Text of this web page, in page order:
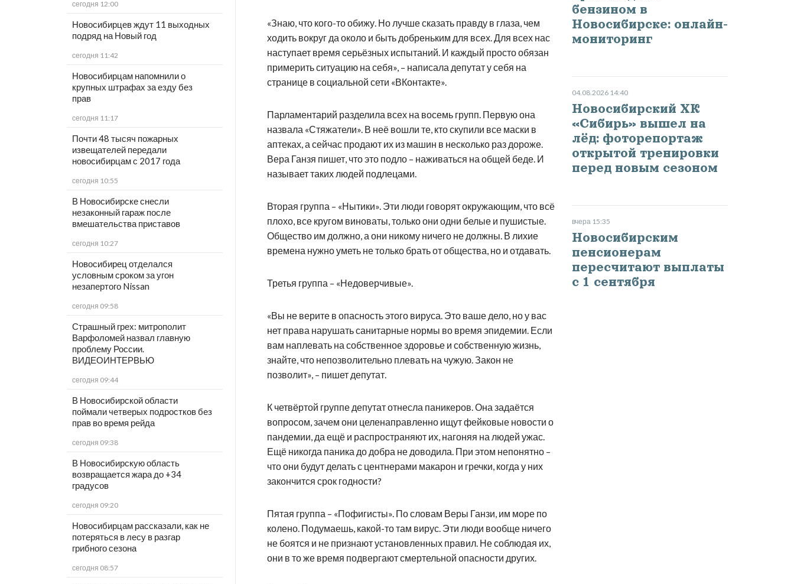
сегодня 12:00
Новосибирцев ждут 11 выходных
подряд на Новый год
сегодня 11:42
Новосибирцам напомнили о
крупных штрафах за езду без
прав
сегодня 11:17
Почти 48 тысяч пожарных
извещателей передали
новосибирцам с 2017 года
сегодня 10:55
В Новосибирске снесли
незаконный гараж после
вмешательства приставов
сегодня 10:27
Новосибирец отделался
условным сроком за угон
незапертого Nissan
сегодня 09:58
Страшный грех: митрополит
Варфоломей назвал главную
проблему России.
ВИДЕОИНТЕРВЬЮ
сегодня 09:44
В Новосибирской области
поймали четверых подростков без
прав во время рейда
сегодня 09:38
В Новосибирскую область
возвращается жара до +34
градусов
сегодня 09:20
Новосибирцам рассказали, как не
потеряться в лесу в разгар
грибного сезона
сегодня 08:57
«Знаю, что кого-то обижу. Но лучше сказать правду в глаза, чем
ходить вокруг да около и быть добреньким для всех. Для всех нас
наступает время серьёзных испытаний. И каждый просто обязан
примерить ситуацию на себя», – написала депутат у себя на
странице в социальной сети «ВКонтакте».
Парламентарий разделила всех на восемь групп. Первую она
назвала «Стяжатели». В неё вошли те, кто скупили все маски в
аптеках, а сейчас продают их из машин в несколько раз дороже.
Вера Ганзя пишет, что это подло – наживаться на общей беде. И
называет таких людей подлецами.
Вторая группа – «Нытики». Эти люди говорят окружающим, что всё
плохо, все кругом виноваты, только они одни белые и пушистые.
Общество им должно, а они никому ничего не должны. В лихие
времена нужно уметь не только брать от общества, но и отдавать.
Третья группа – «Недоверчивые».
«Вы не верите в опасность этого вируса. Это ваше дело, но у вас
нет права нарушать санитарные нормы во время эпидемии. Если
вам наплевать на собственное здоровье и собственную жизнь,
знайте, что непозволительно плевать на чужую. Закон не
позволит», – пишет депутат.
К четвёртой группе депутат отнесла паникеров. Она задаётся
вопросом, зачем они целенаправленно ищут фейковые новости о
пандемии, да ещё и распространяют их, нагоняя на людей ужас.
Ещё никогда паника до добра не доводила. При этом непонятно –
что они будут делать с центнерами макарон и гречки, когда у них
закончится срок годности?
Пятая группа – «Пофигисты». По словам Веры Ганзи, им море по
колено. Подумаешь, какой-то там вирус. Эти люди вообще ничего
не боятся и не признают установленных правил. Не соблюдая их,
они в то же время подвергают смертельной опасности других.
бензином в
Новосибирске: онлайн-
мониторинг
04.08.2026 14:40
Новосибирский ХК
«Сибирь» вышел на
лёд: фоторепортаж
открытой тренировки
перед новым сезоном
вчера 15:35
Новосибирским
пенсионерам
пересчитают выплаты
с 1 сентября